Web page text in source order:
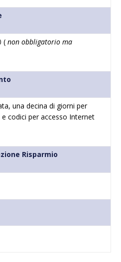
( non obbligatorio ma
una decina di giorni per
codici per accesso Internet
Risparmio